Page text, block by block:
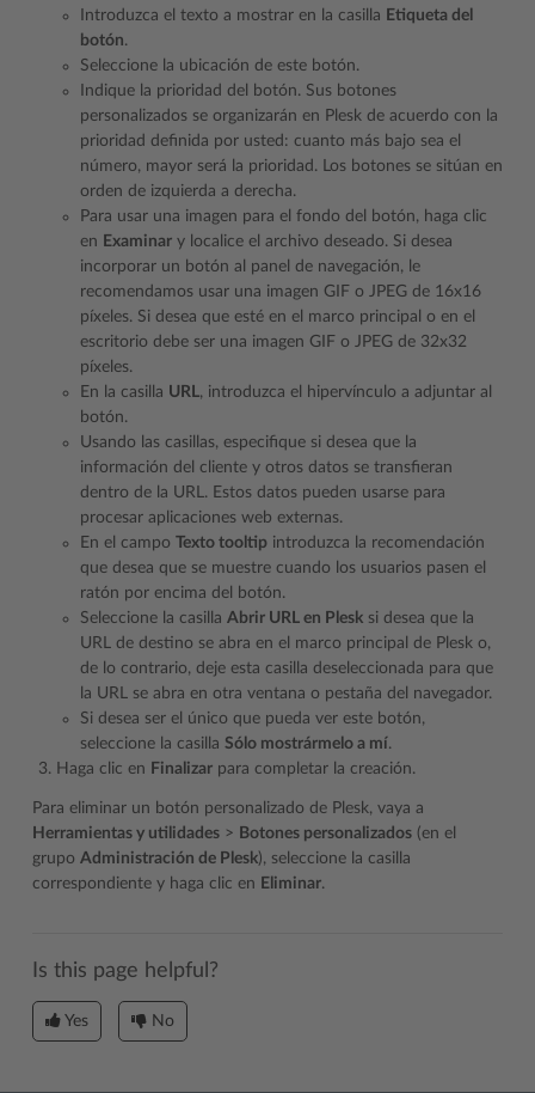
Introduzca el texto a mostrar en la casilla Etiqueta del
botón.
Seleccione la ubicación de este botón.
Indique la prioridad del botón. Sus botones
personalizados se organizarán en Plesk de acuerdo con la
prioridad definida por usted: cuanto más bajo sea el
número, mayor será la prioridad. Los botones se sitúan en
orden de izquierda a derecha.
Para usar una imagen para el fondo del botón, haga clic
en Examinar y localice el archivo deseado. Si desea
incorporar un botón al panel de navegación, le
recomendamos usar una imagen GIF o JPEG de 16x16
píxeles. Si desea que esté en el marco principal o en el
escritorio debe ser una imagen GIF o JPEG de 32x32
píxeles.
En la casilla URL, introduzca el hipervínculo a adjuntar al
botón.
Usando las casillas, especifique si desea que la
información del cliente y otros datos se transfieran
dentro de la URL. Estos datos pueden usarse para
procesar aplicaciones web externas.
En el campo Texto tooltip introduzca la recomendación
que desea que se muestre cuando los usuarios pasen el
ratón por encima del botón.
Seleccione la casilla Abrir URL en Plesk si desea que la
URL de destino se abra en el marco principal de Plesk o,
de lo contrario, deje esta casilla deseleccionada para que
la URL se abra en otra ventana o pestaña del navegador.
Si desea ser el único que pueda ver este botón,
seleccione la casilla Sólo mostrármelo a mí.
Haga clic en Finalizar para completar la creación.
Para eliminar un botón personalizado de Plesk, vaya a
Herramientas y utilidades > Botones personalizados (en el
grupo Administración de Plesk), seleccione la casilla
correspondiente y haga clic en Eliminar.
Is this page helpful?
Yes No